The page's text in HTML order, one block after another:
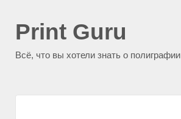
Print Guru
Всё, что вы хотели знать о полиграфии